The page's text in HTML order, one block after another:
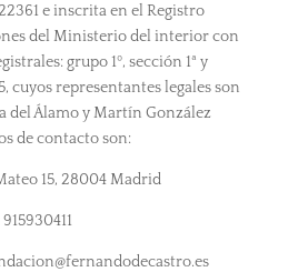
e inscrita en el Registro
del Ministerio del interior con
grupo 1º, sección 1ª y
cuyos representantes legales son
del Álamo y Martín González
de contacto son:
15, 28004 Madrid